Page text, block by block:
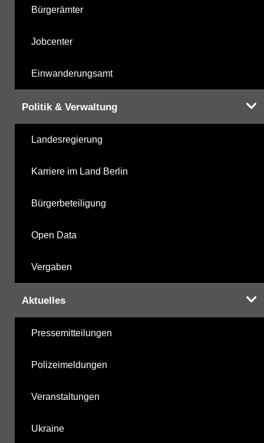
Bürgerämter
Jobcenter
Einwanderungsamt
Politik & Verwaltung
Landesregierung
Karriere im Land Berlin
Bürgerbeteiligung
Open Data
Vergaben
Aktuelles
Pressemitteilungen
Polizeimeldungen
Veranstaltungen
Ukraine